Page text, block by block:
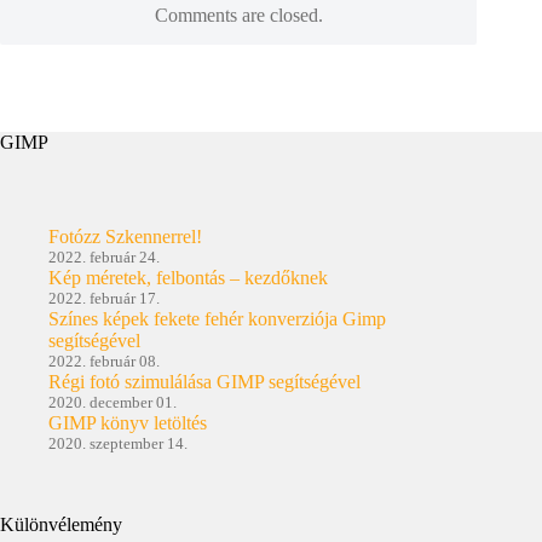
Comments are closed.
GIMP
Fotózz Szkennerrel!
2022. február 24.
Kép méretek, felbontás – kezdőknek
2022. február 17.
Színes képek fekete fehér konverziója Gimp
segítségével
2022. február 08.
Régi fotó szimulálása GIMP segítségével
2020. december 01.
GIMP könyv letöltés
2020. szeptember 14.
Különvélemény